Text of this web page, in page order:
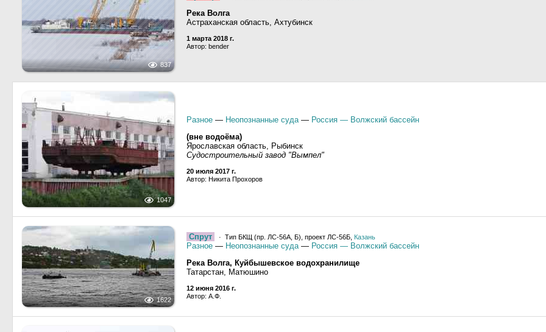
837
Река Волга
Астраханская область, Ахтубинск
1 марта 2018 г.
Автор: bender
1047
Разное — Неопознанные суда— Россия — Волжский бассейн
(вне водоёма)
Ярославская область, Рыбинск
Судостроительный завод "Вымпел"
20 июля 2017 г.
Автор: Никита Прохоров
1622
Спрут · Тип БКЩ (пр. ЛС-56А, Б), проект ЛС-56Б, Казань
Разное — Неопознанные суда— Россия — Волжский бассейн
Река Волга, Куйбышевское водохранилище
Татарстан, Матюшино
12 июня 2016 г.
Автор: А.Ф.